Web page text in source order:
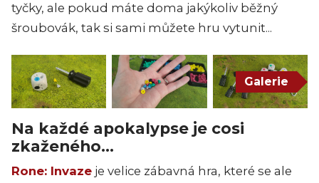
tyčky, ale pokud máte doma jakýkoliv běžný
šroubovák, tak si sami můžete hru vytunit...
Galerie
Na každé apokalypse je cosi
zkaženého...
Rone: Invaze je velice zábavná hra, které se ale